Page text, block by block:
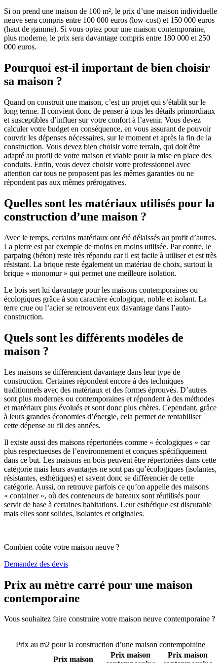
Si on prend une maison de 100 m², le prix d’une maison individuelle
neuve sera compris entre 100 000 euros (low-cost) et 150 000 euros
(haut de gamme). Si vous optez pour une maison contemporaine,
plus moderne, le prix sera davantage compris entre 180 000 et 250
000 euros.
Pourquoi est-il important de bien choisir
sa maison ?
Quand on construit une maison, c’est un projet qui s’établit sur le
long terme. Il convient donc de penser à tous les détails primordiaux
et susceptibles d’influer sur votre confort à l’avenir. Vous devez
calculer votre budget en conséquence, en vous assurant de pouvoir
couvrir les dépenses nécessaires, sur le moment et après la fin de la
construction. Vous devez bien choisir votre terrain, qui doit être
adapté au profil de votre maison et viable pour la mise en place des
conduits. Enfin, vous devez choisir votre professionnel avec
attention car tous ne proposent pas les mêmes garanties ou ne
répondent pas aux mêmes prérogatives.
Quelles sont les matériaux utilisés pour la
construction d’une maison ?
Avec le temps, certains matériaux ont été délaissés au profit d’autres.
La pierre est par exemple de moins en moins utilisée. Par contre, le
parpaing (béton) reste très répandu car il est facile à utiliser et est très
résistant. La brique reste également un matériau de choix, surtout la
brique « monomur » qui permet une meilleure isolation.
Le bois sert lui davantage pour les maisons contemporaines ou
écologiques grâce à son caractère écologique, noble et isolant. La
terre crue ou l’acier se retrouvent eux davantage dans l’auto-
construction.
Quels sont les différents modèles de
maison ?
Les maisons se différencient davantage dans leur type de
construction. Certaines répondent encore à des techniques
traditionnels avec des matériaux et des formes éprouvés. D’autres
sont plus modernes ou contemporaines et répondent à des méthodes
et matériaux plus évolués et sont donc plus chères. Cependant, grâce
à leurs grandes économies d’énergie, cela permet de rentabiliser
cette dépense au fil des années.
Il existe aussi des maisons répertoriées comme « écologiques » car
plus respectueuses de l’environnement et conçues spécifiquement
dans ce but. Les maisons en bois peuvent être répertoriées dans cette
catégorie mais leurs avantages ne sont pas qu’écologiques (isolantes,
résistantes, esthétiques) et savent donc se différencier de cette
catégorie. Aussi, on retrouve parfois ce qu’on appelle des maisons
« container », où des conteneurs de bateaux sont réutilisés pour
servir de base à certaines habitations. Leur esthétique est discutable
mais elles sont solides, isolantes et originales.
Combien coûte votre maison neuve ?
Demandez des devis
Prix au mètre carré pour une maison
contemporaine
Vous souhaitez faire construire votre maison neuve contemporaine ?
Prix au m2 pour la construction d’une maison contemporaine
Prix maison
Prix maison
Prix maison